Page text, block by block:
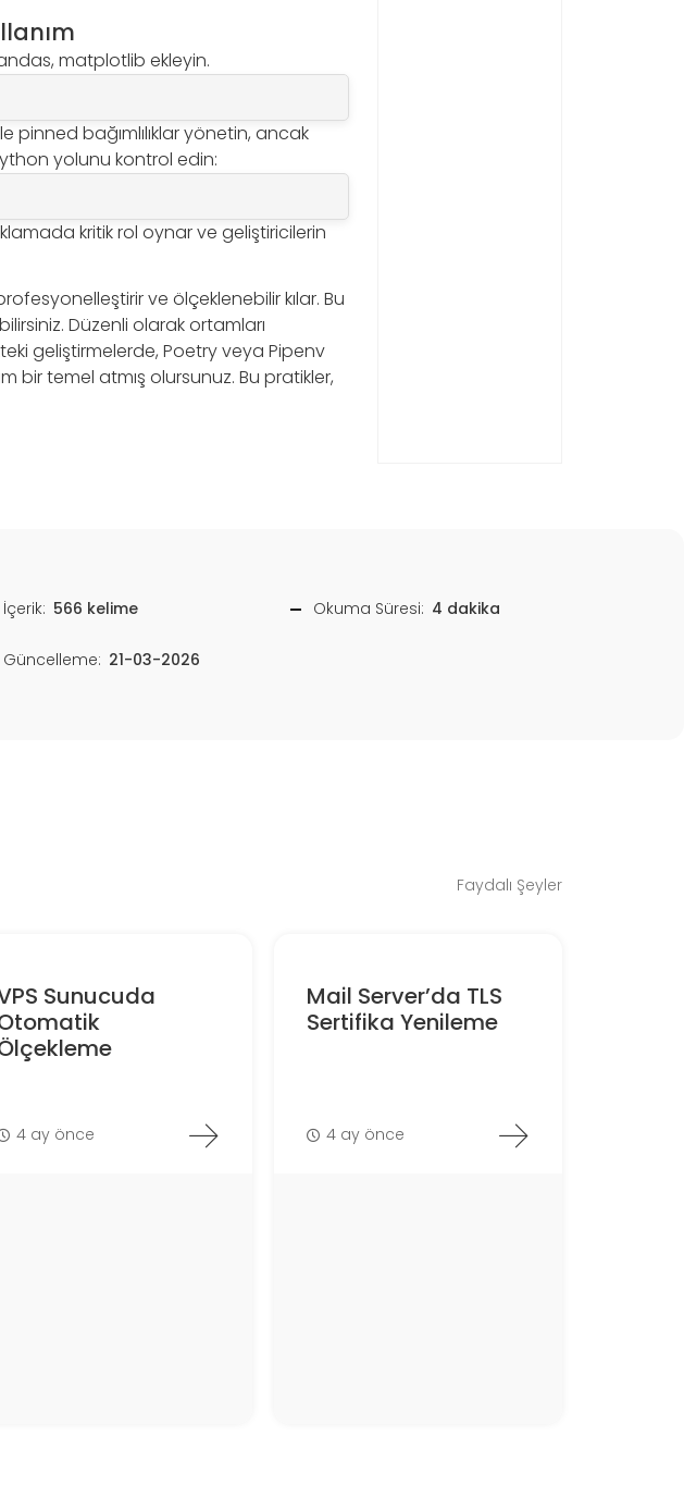
matplotlib ekleyin.
pinned bağımlılıklar yönetin, ancak
yolunu kontrol edin:
kritik rol oynar ve geliştiricilerin
ve ölçeklenebilir kılar. Bu
Düzenli olarak ortamları
geliştirmelerde, Poetry veya Pipenv
temel atmış olursunuz. Bu pratikler,
İçerik: 566 kelime Okuma Süresi: 4 dakika
Güncelleme: 21-03-2026
Faydalı Şeyler
Sunucuda
4 ay önce
Mail Server’da TLS
Sertifika Yenileme
4 ay önce